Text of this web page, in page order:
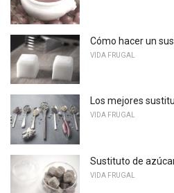
Cómo hacer un
VIDA FRUGAL
Los mejores
VIDA FRUGAL
Sustituto de
VIDA FRUGAL